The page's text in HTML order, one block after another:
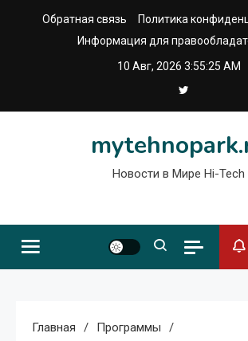
Обратная связь
Политика
Информация для
10 Авг, 2026 3:55:25 AM
Новости в Мире Hi-Tech
Главная
Программы